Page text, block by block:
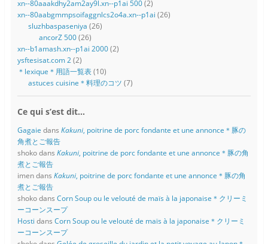
xn--80aaakdhy2am2ay9l.xn--p1ai 500(2)
xn--80aabgmmpsoifaggnlcs2o4a.xn--p1ai (26)
sluzhbaspaseniya (26)
ancorZ 500(26)
xn--b1amash.xn--p1ai 2000(2)
ysftesisat.com 2(2)
＊lexique＊用語一覧表(10)
astuces cuisine＊料理のコツ (7)
Ce qui s’est dit…
Gagaie dans Kakuni, poitrine de porc fondante et une annonce＊豚の
角煮とご報告
shokodans Kakuni, poitrine de porc fondante et une annonce＊豚の角
煮とご報告
imendans Kakuni, poitrine de porc fondante et une annonce＊豚の角
煮とご報告
shokodans Corn Soup ou le velouté de maïs à la japonaise＊クリーミ
ーコーンスープ
Hosti dans Corn Soup ou le velouté de maïs à la japonaise＊クリーミ
ーコーンスープ